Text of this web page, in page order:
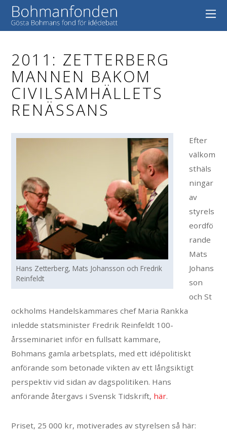
2011: ZETTERBERG
MANNEN BAKOM
CIVILSAMHÄLLETS
RENÄSSANS
Hans Zetterberg, Mats Johansson och Fredrik
Reinfeldt
Efter
välkom
sthäls
ningar
av
styrels
eordfö
rande
Mats
Johans
son
och St
ockholms Handelskammares chef Maria Rankka
inledde statsminister Fredrik Reinfeldt 100-
årsseminariet inför en fullsatt kammare,
Bohmans gamla arbetsplats, med ett idépolitiskt
anförande som betonade vikten av ett långsiktigt
perspektiv vid sidan av dagspolitiken. Hans
anförande återgavs i Svensk Tidskrift, här.
Priset, 25 000 kr, motiverades av styrelsen så här: